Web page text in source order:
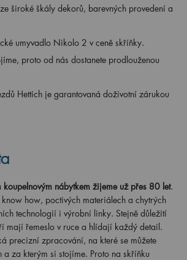
široké škály dekorů, barevných provedení a
umyvadlo Nikolo 2 v ceně skříňky.
proto od nás dostanete prodlouženou
Hettich je garantovaná doživotní zárukou
koupelnovým nábytkem žijeme už přes 80 let.
how, poctivých materiálech a chytrých
technologií i výrobní linky. Stejně důležití
mají řemeslo v ruce a hlídají každý detail.
precizní zpracování, na které se můžete
a za kterým si stojíme. Proto na skříňku